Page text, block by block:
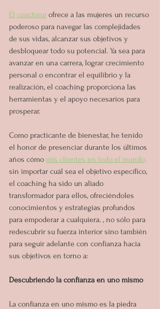
El coaching ofrece a las mujeres un recurso
poderoso para navegar las complejidades
de sus vidas, alcanzar sus objetivos y
desbloquear todo su potencial. Ya sea para
avanzar en una carrera, lograr crecimiento
personal o encontrar el equilibrio y la
realización, el coaching proporciona las
herramientas y el apoyo necesarios para
prosperar.
Como practicante de bienestar, he tenido
el honor de presenciar durante los últimos
años cómo mis clientes en todo el mundo,
sin importar cuál sea el objetivo específico,
el coaching ha sido un aliado
transformador para ellos, ofreciéndoles
conocimientos y estrategias profundos
para empoderar a cualquiera. , no sólo para
redescubrir su fuerza interior sino también
para seguir adelante con confianza hacia
sus objetivos en torno a:
Descubriendo la confianza en uno mismo
La confianza en uno mismo es la piedra